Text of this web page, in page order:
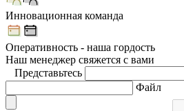
Инновационная команда
Оперативность - наша гордость
Наш менеджер свяжется с вами
Представьтесь
Файл